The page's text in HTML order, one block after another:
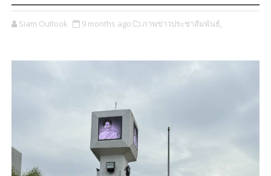
Siam Outlook 9 months ago ภาพข่าวประชาสัมพันธ์,